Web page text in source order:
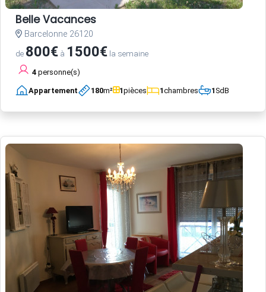
Belle Vacances
Barcelonne 26120
de 800€ à 1500€ la semaine
4 personne(s)
Appartement 180m² 1pièces 1chambres 1SdB